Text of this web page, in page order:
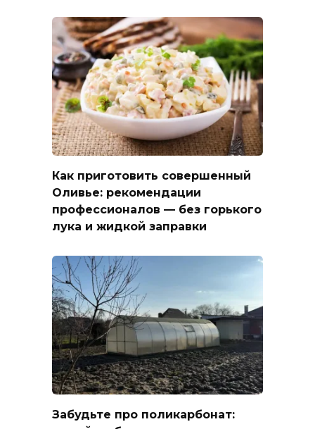
Как приготовить совершенный
Оливье: рекомендации
профессионалов — без горького
лука и жидкой заправки
Забудьте про поликарбонат: